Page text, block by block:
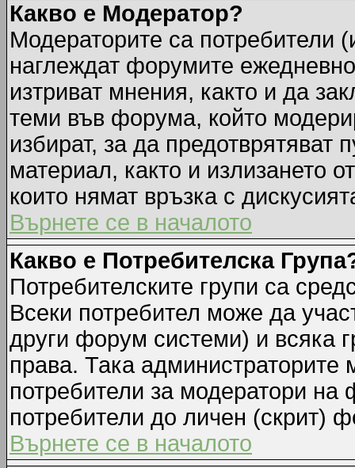
Какво е Модератор?
Модераторите са потребители
наглеждат форумите
изтриват мнения, както и да
теми във форума, който
избират, за да предотврятяват
материал, както и излизането
които нямат връзка с
Върнете се в началото
Какво е Потребителска
Потребителските групи са
Всеки потребител може да
други форум системи) и всяка
права. Така администраторите
потребители за модератори
потребители до личен (скрит)
Върнете се в началото